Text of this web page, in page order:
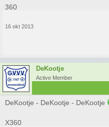
360
16 okt 2013
DeKootje
Active Member
DeKootje - DeKootje - DeKootje
X360